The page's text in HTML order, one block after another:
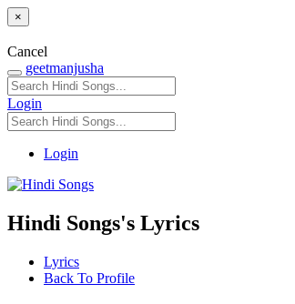
×
Cancel
geetmanjusha
Login
Login
Hindi Songs's Lyrics
Lyrics
Back To Profile